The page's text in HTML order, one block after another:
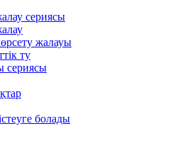
сериясы
жалауы
ту
болады